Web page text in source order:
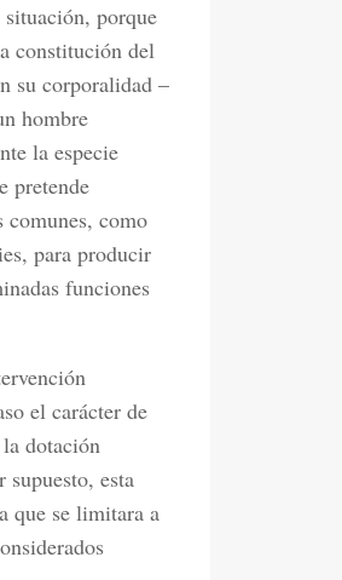
porque
constitución del
su corporalidad –
hombre
la especie
pretende
como
para producir
funciones
el carácter de
dotación
esta
que se limitara a